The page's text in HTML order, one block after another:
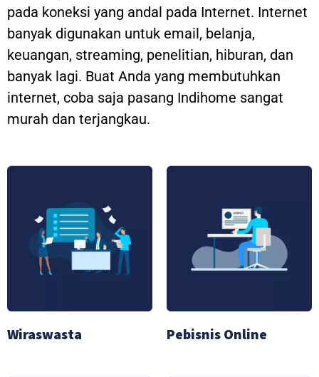
pada koneksi yang andal pada Internet. Internet
banyak digunakan untuk email, belanja,
keuangan, streaming, penelitian, hiburan, dan
banyak lagi. Buat Anda yang membutuhkan
internet, coba saja pasang Indihome sangat
murah dan terjangkau.
Wiraswasta Pebisnis Online